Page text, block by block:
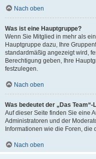
Nach oben
Was ist eine Hauptgruppe?
Wenn Sie Mitglied in mehr als
Hauptgruppe dazu, Ihre
standardmäßig angezeigt wird,
Berechtigung geben, Ihre
festzulegen.
Nach oben
Was bedeutet der „Das
Auf dieser Seite finden Sie eine
Administratoren und der
Informationen wie die Foren,
Nach oben